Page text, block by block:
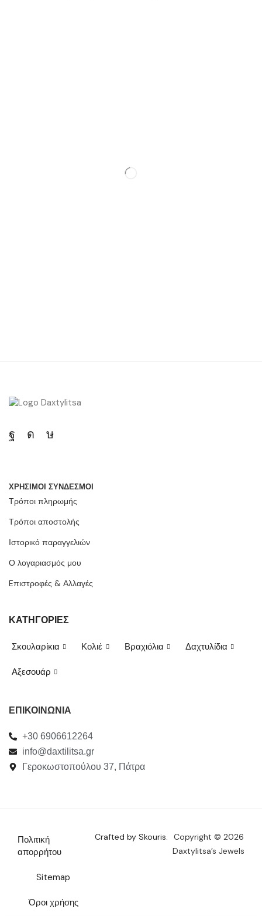
ΧΡΗΣΙΜΟΙ ΣΥΝΔΕΣΜΟΙ
Τρόποι πληρωμής
Τρόποι αποστολής
Ιστορικό παραγγελιών
Ο λογαριασμός μου
Eπιστροφές & Αλλαγές
ΚΑΤΗΓΟΡΙΕΣ
Σκουλαρίκια Κολιέ Βραχιόλια Δαχτυλίδια
Αξεσουάρ
ΕΠΙΚΟΙΝΩΝΙΑ
+30 6906612264
info@daxtilitsa.gr
Γεροκωστοπούλου 37, Πάτρα
Πολιτική
απορρήτου
Sitemap
Όροι χρήσης
Crafted by Skouris.
Copyright © 2026
Daxtylitsa’s Jewels